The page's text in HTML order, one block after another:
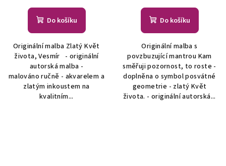
Do košíku
Originální malba Zlatý Květ
života, Vesmír - originální
autorská malba -
malováno ručně - akvarelem a
zlatým inkoustem na
kvalitním...
Do košíku
Originální malba s
povzbuzující mantrou Kam
směřuji pozornost, to roste -
doplněna o symbol posvátné
geometrie - zlatý Květ
života. - originální autorská...